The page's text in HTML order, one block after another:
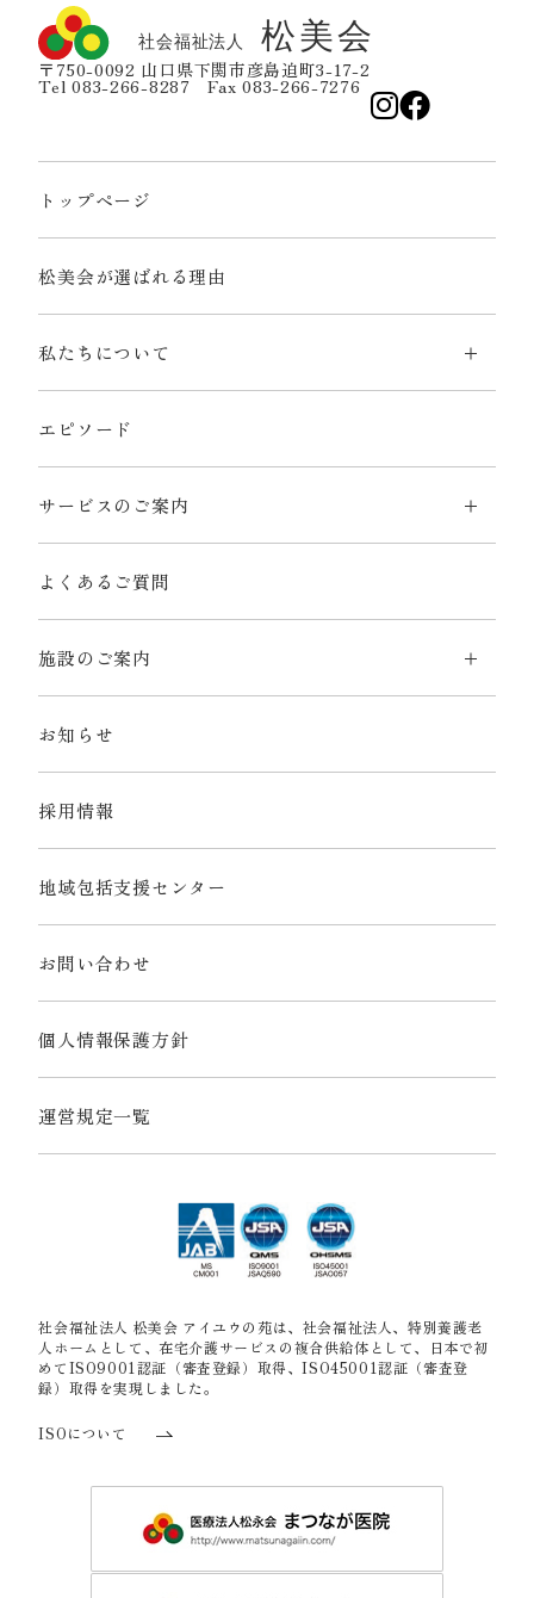
〒750-0092 山口県下関市彦島迫町3-17-2
Tel 083-266-8287 Fax 083-266-7276
トップページ
松美会が選ばれる理由
私たちについて
エピソード
サービスのご案内
よくあるご質問
施設のご案内
お知らせ
採用情報
地域包括支援センター
お問い合わせ
個人情報保護方針
運営規定一覧
社会福祉法人 松美会 アイユウの苑は、社会福祉法人、特別養護老
人ホームとして、在宅介護サービスの複合供給体として、日本で初
めてISO9001認証（審査登録）取得、ISO45001認証（審査登
録）取得を実現しました。
ISOについて